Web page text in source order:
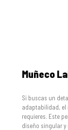
Muñeco
Si buscas un
adaptabilidad, el
requieres. Este
diseño singular